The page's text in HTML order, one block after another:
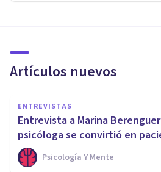
Artículos nuevos
ENTREVISTAS
Entrevista a Marina
psicóloga se convirtió en
Psicología Y Mente